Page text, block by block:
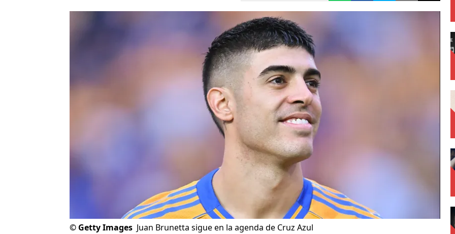
© Getty Images Juan Brunetta sigue en la agenda de Cruz Azul